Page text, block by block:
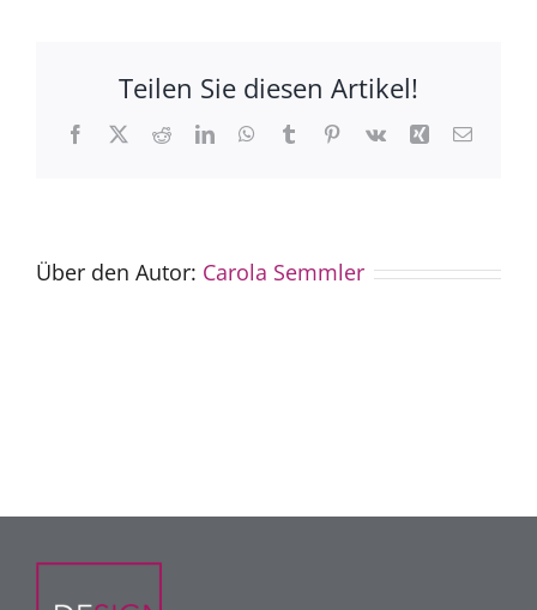
Teilen Sie diesen Artikel!
Facebook
X RedditLinkedInWhatsApp
TumblrPinterest
Vk Xing E-
Über den Autor: Carola Semmler